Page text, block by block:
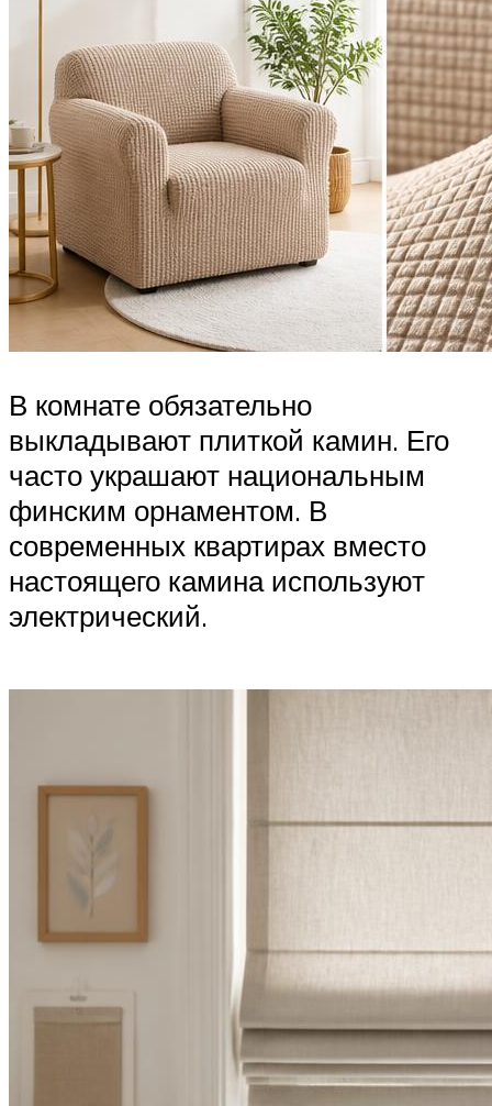
В комнате обязательно
выкладывают плиткой камин. Его
часто украшают национальным
финским орнаментом. В
современных квартирах вместо
настоящего камина используют
электрический.